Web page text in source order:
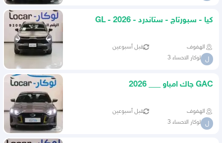
كيا - سبورتاج - ستاندرد - GL - 2026
الهفوف قبل أسبوعين
ل لوكار الاحساء 3
GAC جاك امباو ___ 2026
الهفوف قبل أسبوعين
ل لوكار الاحساء 3